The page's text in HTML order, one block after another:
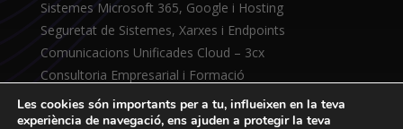
Sistemes Microsoft 365, Google i Hosting
Seguretat de Sistemes, Xarxes i Endpoints
Comunicacions Unificades Cloud – 3cx
Consultoria Empresarial i Formació
Servei Tècnic Propi
Les cookies són importants per a tu, influeixen en la teva
experiència de navegació, ens ajuden a protegir la teva